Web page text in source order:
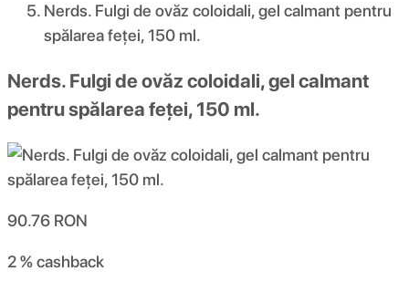
Nerds. Fulgi de ovăz coloidali, gel calmant pentru
spălarea feței, 150 ml.
Nerds. Fulgi de ovăz coloidali, gel calmant
pentru spălarea feței, 150 ml.
90.76 RON
2 %cashback